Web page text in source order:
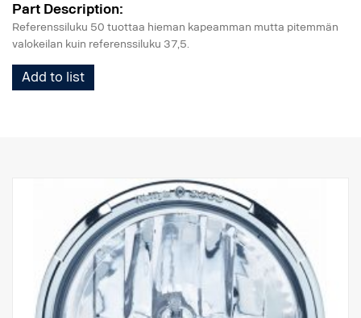
Part Description:
Referenssiluku 50 tuottaa hieman kapeamman mutta pitemmän
valokeilan kuin referenssiluku 37,5.
Add to list